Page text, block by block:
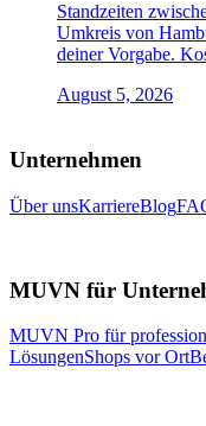
Standzeiten
Umkreis von
deiner Vorgabe.
August 5, 2026
Unternehmen
Über unsKarriereBlog
MUVN für
MUVN Pro für
LösungenShops vor Ort